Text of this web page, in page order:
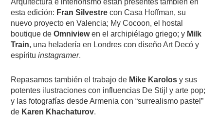
esta edición: Fran Silvestre con Casa Hoffman, su
nuevo proyecto en Valencia; My Cocoon, el hostal
boutique deOmniviewen el archipiélago griego; y Milk
Train, una heladería en Londres con diseño Art Decó y
espíritu instagramer.
Repasamos también el trabajo de Mike Karolos y sus
potentes ilustraciones con influencias De Stijl y arte pop;
y las fotografías desde Armenia con “surrealismo pastel”
de Karen Khachaturov.